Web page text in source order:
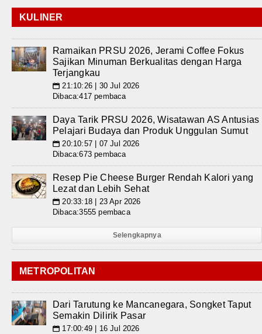
KULINER
Ramaikan PRSU 2026, Jerami Coffee Fokus
Sajikan Minuman Berkualitas dengan Harga
Terjangkau
📅 21:10:26 | 30 Jul 2026
Dibaca:417 pembaca
Daya Tarik PRSU 2026, Wisatawan AS Antusias
Pelajari Budaya dan Produk Unggulan Sumut
📅 20:10:57 | 07 Jul 2026
Dibaca:673 pembaca
Resep Pie Cheese Burger Rendah Kalori yang
Lezat dan Lebih Sehat
📅 20:33:18 | 23 Apr 2026
Dibaca:3555 pembaca
Selengkapnya
METROPOLITAN
Dari Tarutung ke Mancanegara, Songket Taput
Semakin Dilirik Pasar
📅 17:00:49 | 16 Jul 2026